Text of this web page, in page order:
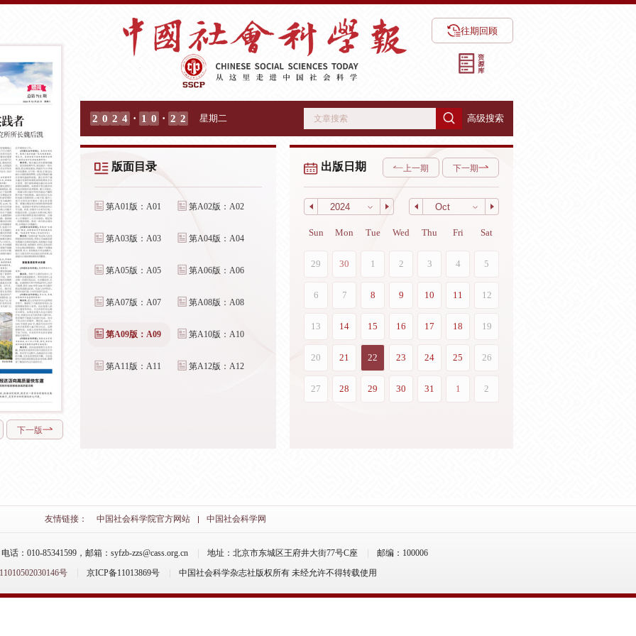
下一版
往期回顾
2 0 2 4 · 1 0 · 2 2 星期二 高级搜索
版面目录
第A01版：A01 第A02版：A02
第A03版：A03 第A04版：A04
第A05版：A05 第A06版：A06
第A07版：A07 第A08版：A08
第A09版：A09 第A10版：A10
第A11版：A11 第A12版：A12
出版日期 上一期 下一期
友情链接： 中国社会科学院官方网站 中国社会科学网
：010-85341599，邮箱：syfzb-zzs@cass.org.cn 地址：北京市东城区王府井大街77号C座
邮编：100006
号
京ICP备11013869号 中国社会科学杂志社版权所有 未经允许不得转载使用